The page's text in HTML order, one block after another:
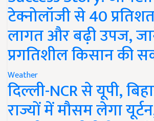
टेक्नोलॉजी से 40
लागत और बढ़ी उपज,
प्रगतिशील किसान की
Weather
दिल्ली-NCR से यूपी,
राज्यों में मौसम लेगा